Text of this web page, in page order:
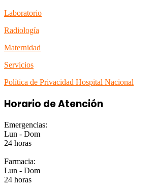
Laboratorio
Radiología
Maternidad
Servicios
Política de Privacidad Hospital Nacional
Horario de Atención
Emergencias:
Lun - Dom
24 horas
Farmacia:
Lun - Dom
24 horas